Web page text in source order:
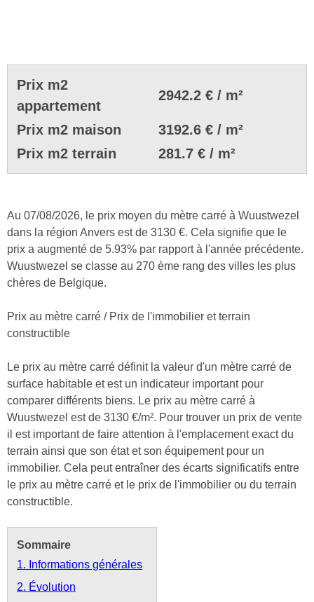
Prix m2
appartement
2942.2 € / m²
Prix m2 maison
3192.6 € / m²
Prix m2 terrain
281.7 € / m²
Au 07/08/2026, le prix moyen du mètre carré à Wuustwezel
dans la région Anvers est de 3130 €. Cela signifie que le
prix a augmenté de 5.93% par rapport à l'année précédente.
Wuustwezel se classe au 270 ème rang des villes les plus
chères de Belgique.
Prix au mètre carré / Prix de l'immobilier et terrain
constructible
Le prix au mètre carré définit la valeur d'un mètre carré de
surface habitable et est un indicateur important pour
comparer différents biens. Le prix au mètre carré à
Wuustwezel est de 3130 €/m². Pour trouver un prix de vente
il est important de faire attention à l'emplacement exact du
terrain ainsi que son état et son équipement pour un
immobilier. Cela peut entraîner des écarts significatifs entre
le prix au mètre carré et le prix de l'immobilier ou du terrain
constructible.
Sommaire
1. Informations générales
2. Évolution